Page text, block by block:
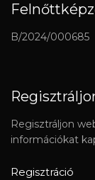
B/2024/000685
Regisztráljon
információkat
Regisztráció